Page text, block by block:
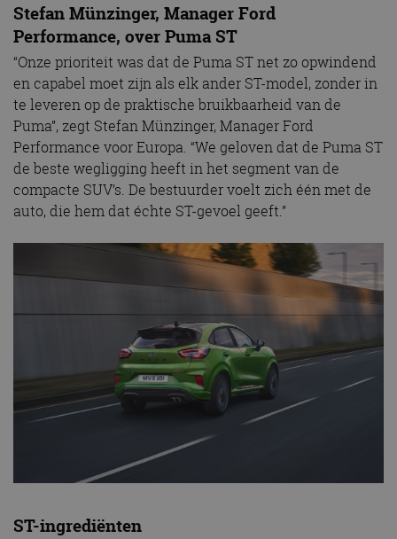
Stefan Münzinger, Manager Ford
Performance, over Puma ST
“Onze prioriteit was dat de Puma ST net zo opwindend
en capabel moet zijn als elk ander ST-model, zonder in
te leveren op de praktische bruikbaarheid van de
Puma”, zegt Stefan Münzinger, Manager Ford
Performance voor Europa. “We geloven dat de Puma ST
de beste wegligging heeft in het segment van de
compacte SUV’s. De bestuurder voelt zich één met de
auto, die hem dat échte ST-gevoel geeft.”
ST-ingrediënten